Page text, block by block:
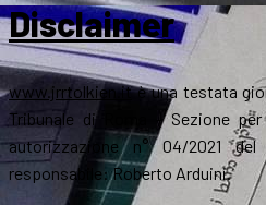
Disclaimer
www.jrrtolkien.itè una testata
Tribunale di Roma - Sezione
autorizzazione n° 04/2021
responsabile: Roberto Arduini.